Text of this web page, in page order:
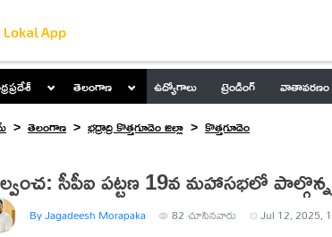
తెలంగాణ ఉద్యోగాలు ట్రెండింగ్ వాతావరణం
తెలంగాణ భద్రాద్రి కొత్తగూడెం జిల్లా కొత్తగూడెం
సీపీఐ పట్టణ 19వ మహాసభలో పాల్గొన్న
By Jagadeesh Morapaka 82 చూసినవారు Jul 12, 2025,